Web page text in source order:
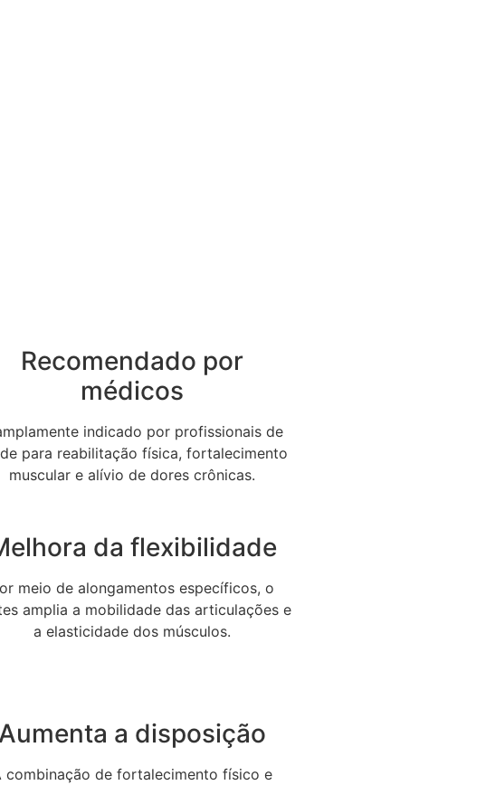
Recomendado por
médicos
indicado por profissionais de
para reabilitação física, fortalecimento
muscular e alívio de dores crônicas.
da flexibilidade
meio de alongamentos específicos, o
amplia a mobilidade das articulações e
a elasticidade dos músculos.
a disposição
combinação de fortalecimento físico e